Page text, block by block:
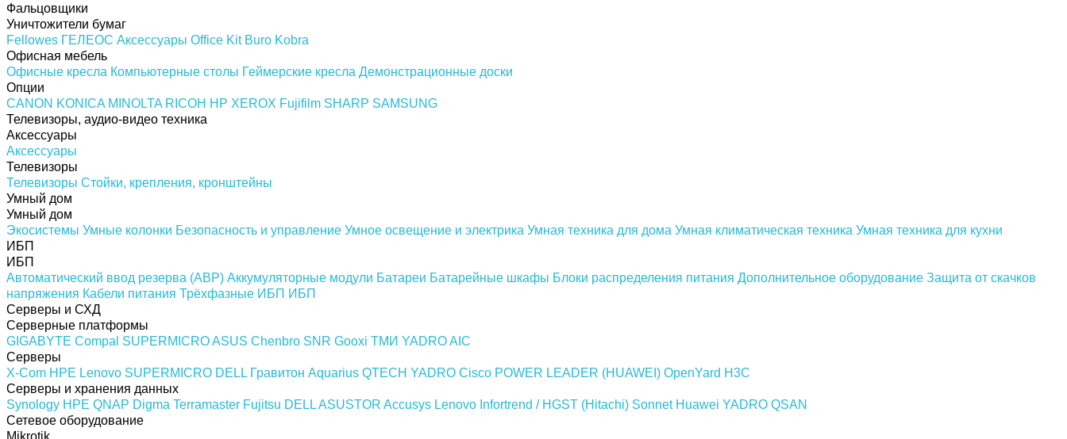
Фальцовщики
Уничтожители бумаг
Fellowes ГЕЛЕОС Аксессуары Office Kit Buro Kobra
Офисная мебель
Офисные кресла Компьютерные столы Геймерские кресла Демонстрационные доски
Опции
CANON KONICA MINOLTA RICOH HP XEROX Fujifilm SHARP SAMSUNG
Телевизоры, аудио-видео техника
Аксессуары
Аксессуары
Телевизоры
Телевизоры Стойки, крепления, кронштейны
Умный дом
Умный дом
Экосистемы Умные колонки Безопасность и управление Умное освещение и электрика Умная техника для дома Умная климатическая техника Умная техника для кухни
ИБП
ИБП
Автоматический ввод резерва (АВР) Аккумуляторные модули Батареи Батарейные шкафы Блоки распределения питания Дополнительное оборудование Защита от скачков
напряжения Кабели питания Трёхфазные ИБП ИБП
Серверы и СХД
Серверные платформы
GIGABYTE Compal SUPERMICROASUS Chenbro SNR Gooxi ТМИ YADROAIC
Серверы
X-Com HPE Lenovo SUPERMICRO DELL Гравитон Aquarius QTECH YADRO Cisco POWER LEADER (HUAWEI) OpenYard H3C
Серверы и хранения данных
Synology HPE QNAP Digma Terramaster Fujitsu DELLASUSTOR Accusys Lenovo Infortrend / HGST (Hitachi) Sonnet Huawei YADRO QSAN
Сетевое оборудование
Mikrotik